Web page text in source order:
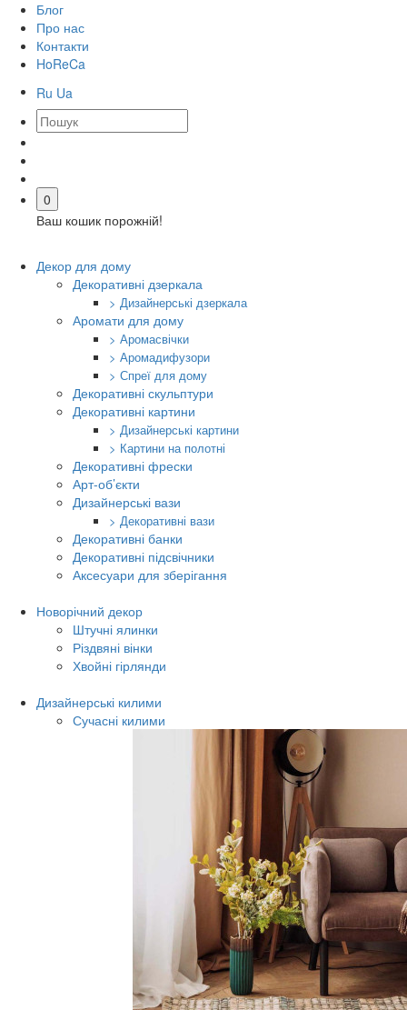
Блог
Про нас
Контакти
HoReCa
Ru Ua
0
Ваш кошик порожній!
Декор для дому
Декоративні дзеркала
> Дизайнерські дзеркала
Аромати для дому
> Аромасвічки
> Аромадифузори
> Спреї для дому
Декоративні скульптури
Декоративні картини
> Дизайнерські картини
> Картини на полотні
Декоративні фрески
Арт-об’єкти
Дизайнерські вази
> Декоративні вази
Декоративні банки
Декоративні підсвічники
Аксесуари для зберігання
Новорічний декор
Штучні ялинки
Різдвяні вінки
Хвойні гірлянди
Дизайнерські килими
Сучасні килими